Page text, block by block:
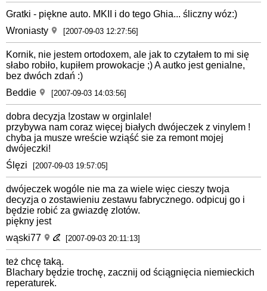
Gratki - piękne auto. MKII i do tego Ghia... śliczny wóz:)
Wroniasty
[2007-09-03 12:27:56]
Kornik, nie jestem ortodoxem, ale jak to czytałem to mi się
słabo robiło, kupiłem prowokacje ;) A autko jest genialne,
bez dwóch zdań :)
Beddie
[2007-09-03 14:03:56]
dobra decyzja !zostaw w orginlale!
przybywa nam coraz więcej białych dwójeczek z vinylem !
chyba ja musze wreście wziąść sie za remont mojej
dwójeczki!
Ślęzi
[2007-09-03 19:57:05]
dwójeczek wogóle nie ma za wiele więc cieszy twoja
decyzja o zostawieniu zestawu fabrycznego. odpicuj go i
będzie robić za gwiazdę zlotów.
piękny jest
wąski77
[2007-09-03 20:11:13]
też chcę taką.
Blachary będzie trochę, zacznij od ściągnięcia niemieckich
reperaturek.